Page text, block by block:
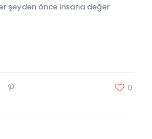
şeyden önce insana değer
0